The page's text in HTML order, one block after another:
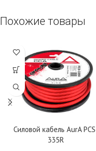
Похожие товары
Силовой кабель AurA
335R